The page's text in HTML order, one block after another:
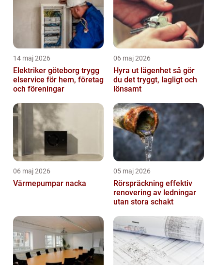
14 maj 2026
Elektriker göteborg trygg
elservice för hem, företag
och föreningar
06 maj 2026
Hyra ut lägenhet så gör
du det tryggt, lagligt och
lönsamt
06 maj 2026
Värmepumpar nacka
05 maj 2026
Rörspräckning effektiv
renovering av ledningar
utan stora schakt